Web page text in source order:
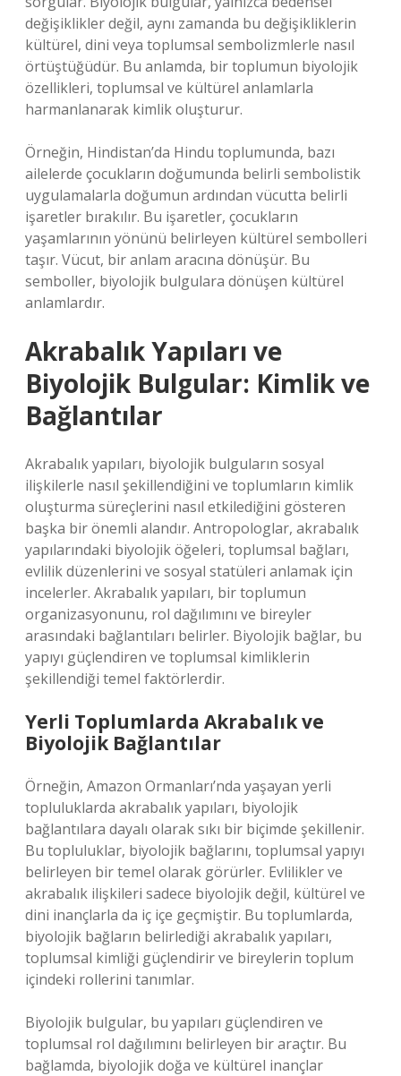
değişiklikler değil, aynı zamanda bu değişikliklerin
kültürel, dini veya toplumsal sembolizmlerle nasıl
örtüştüğüdür. Bu anlamda, bir toplumun biyolojik
özellikleri, toplumsal ve kültürel anlamlarla
harmanlanarak kimlik oluşturur.
Örneğin, Hindistan’da Hindu toplumunda, bazı
ailelerde çocukların doğumunda belirli sembolistik
uygulamalarla doğumun ardından vücutta belirli
işaretler bırakılır. Bu işaretler, çocukların
yaşamlarının yönünü belirleyen kültürel sembolleri
taşır. Vücut, bir anlam aracına dönüşür. Bu
semboller, biyolojik bulgulara dönüşen kültürel
anlamlardır.
Akrabalık Yapıları ve
Biyolojik Bulgular: Kimlik ve
Bağlantılar
Akrabalık yapıları, biyolojik bulguların sosyal
ilişkilerle nasıl şekillendiğini ve toplumların kimlik
oluşturma süreçlerini nasıl etkilediğini gösteren
başka bir önemli alandır. Antropologlar, akrabalık
yapılarındaki biyolojik öğeleri, toplumsal bağları,
evlilik düzenlerini ve sosyal statüleri anlamak için
incelerler. Akrabalık yapıları, bir toplumun
organizasyonunu, rol dağılımını ve bireyler
arasındaki bağlantıları belirler. Biyolojik bağlar, bu
yapıyı güçlendiren ve toplumsal kimliklerin
şekillendiği temel faktörlerdir.
Yerli Toplumlarda Akrabalık ve
Biyolojik Bağlantılar
Örneğin, Amazon Ormanları’nda yaşayan yerli
topluluklarda akrabalık yapıları, biyolojik
bağlantılara dayalı olarak sıkı bir biçimde şekillenir.
Bu topluluklar, biyolojik bağlarını, toplumsal yapıyı
belirleyen bir temel olarak görürler. Evlilikler ve
akrabalık ilişkileri sadece biyolojik değil, kültürel ve
dini inançlarla da iç içe geçmiştir. Bu toplumlarda,
biyolojik bağların belirlediği akrabalık yapıları,
toplumsal kimliği güçlendirir ve bireylerin toplum
içindeki rollerini tanımlar.
Biyolojik bulgular, bu yapıları güçlendiren ve
toplumsal rol dağılımını belirleyen bir araçtır. Bu
bağlamda, biyolojik doğa ve kültürel inançlar